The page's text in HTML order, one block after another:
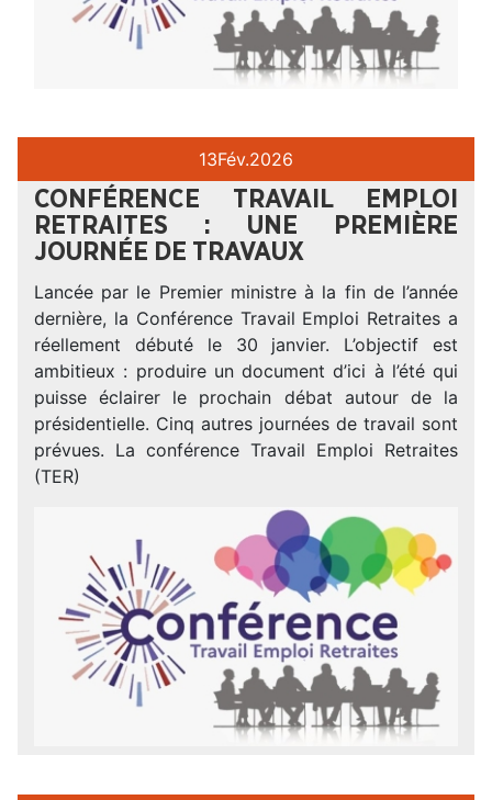
13Fév.2026
CONFÉRENCE TRAVAIL EMPLOI
RETRAITES : UNE PREMIÈRE
JOURNÉE DE TRAVAUX
Lancée par le Premier ministre à la fin de l’année
dernière, la Conférence Travail Emploi Retraites a
réellement débuté le 30 janvier. L’objectif est
ambitieux : produire un document d’ici à l’été qui
puisse éclairer le prochain débat autour de la
présidentielle. Cinq autres journées de travail sont
prévues. La conférence Travail Emploi Retraites
(TER)